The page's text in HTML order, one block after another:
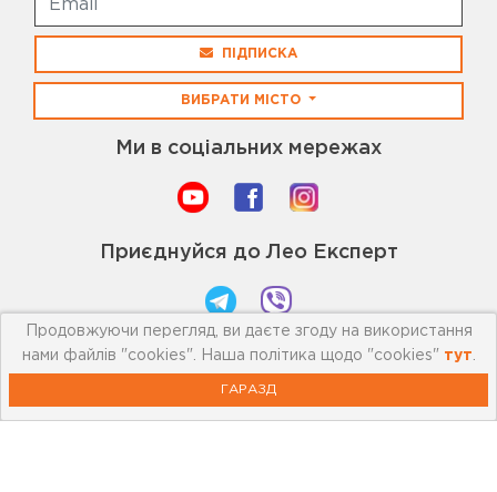
ПІДПИСКА
ВИБРАТИ МІСТО
Ми в соціальних мережах
Приєднуйся до Лео Експерт
Інтернет-магазин керамічної плитки та сантехніки
Лео Кераміка
© 2005 - 2026 Всі права захищені
Продовжуючи перегляд, ви даєте згоду на використання
нами файлів "cookies". Наша політика щодо "cookies" тут
ГАРАЗД